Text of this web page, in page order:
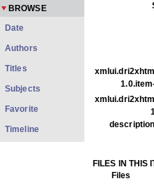
FILES IN THIS
Files
BROWSE
Date
Authors
Titles
Subjects
Favorite
Timeline